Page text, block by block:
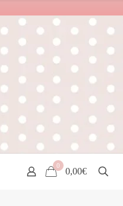
0
0,00€